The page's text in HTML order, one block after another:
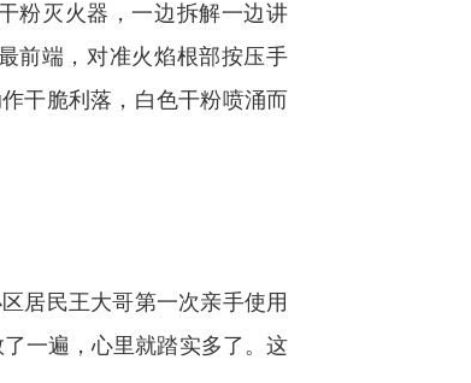
粉灭火器，一边拆解一边讲
前端，对准火焰根部按压手
干脆利落，白色干粉喷涌而
居民王大哥第一次亲手使用
一遍，心里就踏实多了。这